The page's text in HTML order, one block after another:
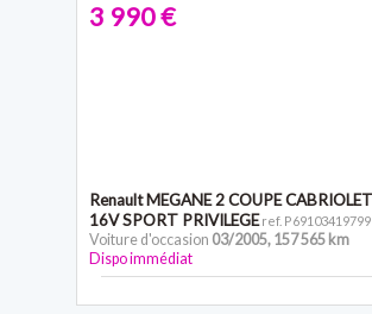
3 990 €
Renault MEGANE 2 COUPE CABRIOLET
16V SPORT PRIVILEGE ref. P69103419799
Voiture d'occasion 03/2005, 157 565 km
Dispo immédiat